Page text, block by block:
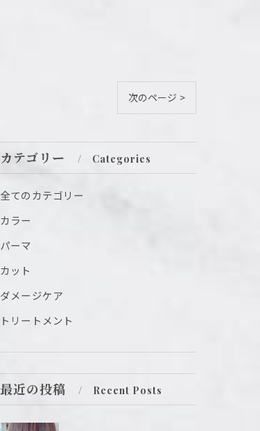
次のページ >
カテゴリー Categories
全てのカテゴリー
カラー
パーマ
カット
ダメージケア
トリートメント
最近の投稿 Recent Posts